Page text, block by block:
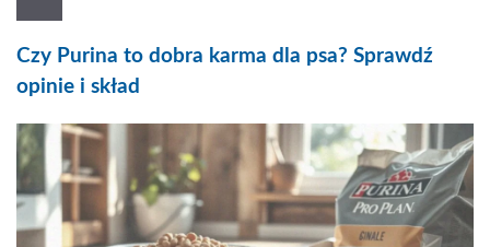
Czy Purina to dobra karma dla psa? Sprawdź
opinie i skład